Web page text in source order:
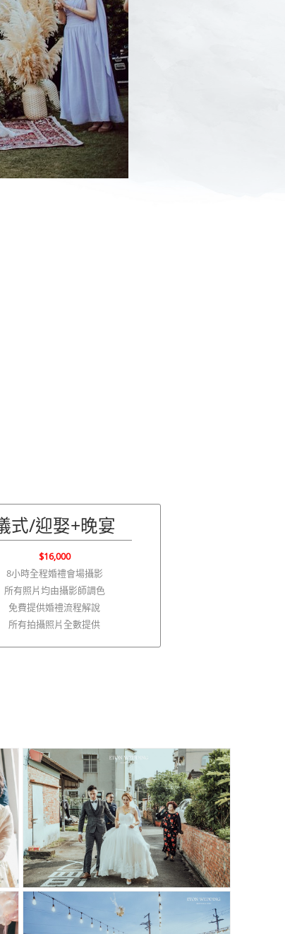
式/迎娶+晚宴
$16,000
8小時全程婚禮會場攝影
所有照片均由攝影師調色
免費提供婚禮流程解說
所有拍攝照片全數提供